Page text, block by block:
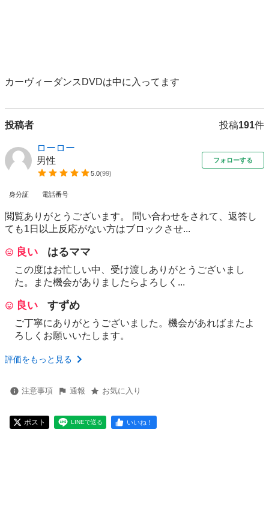
カーヴィーダンスDVDは中に入ってます
投稿者 投稿191件
ローロー
男性
5.0(99)
フォローする
身分証 電話番号
閲覧ありがとうございます。 問い合わせをされて、返答し
ても1日以上反応がない方はブロックさせ...
良い はるママ
この度はお忙しい中、受け渡しありがとうございまし
た。また機会がありましたらよろしく...
良い すずめ
ご丁寧にありがとうございました。機会があればまたよ
ろしくお願いいたします。
評価をもっと見る
注意事項 通報 お気に入り
ポスト LINEで送る いいね！